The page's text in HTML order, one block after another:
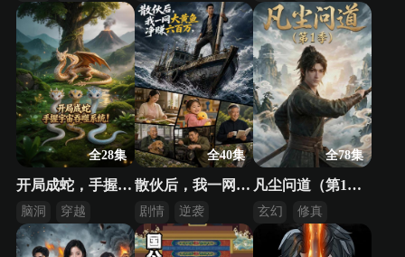
系统
系统
全28集
开局成蛇，手握宇宙吞噬系统
脑洞
穿越
系统
全40集
散伙后，我一网大黄鱼净赚六百万！
剧情
逆袭
都市
全78集
凡尘问道（第1季）
玄幻
修真